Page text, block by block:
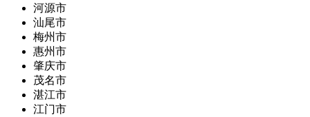
河源市
汕尾市
梅州市
惠州市
肇庆市
茂名市
湛江市
江门市